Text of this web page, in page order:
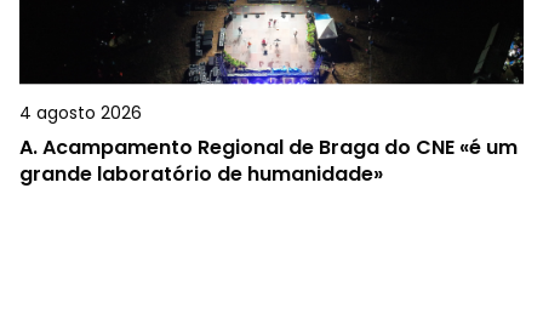
4 agosto 2026
A.Acampamento Regional de Braga do CNE «é um
grande laboratório de humanidade»